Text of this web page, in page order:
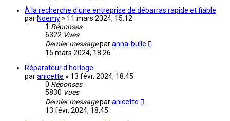
À la recherche d'une entreprise de débarras rapide et fiable
par Noemy » 11 mars 2024, 15:12
1 Réponses
6322 Vues
Dernier messageparanna-bulle
15 mars 2024, 18:26
Réparateur d'horloge
paranicette » 13 févr. 2024, 18:45
0 Réponses
5830 Vues
Dernier messageparanicette
13 févr. 2024, 18:45